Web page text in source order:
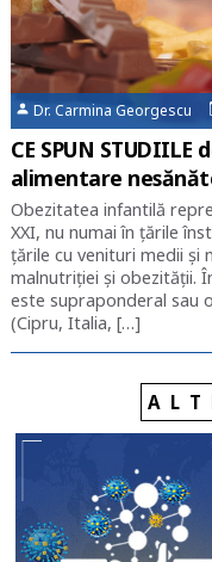
Dr. Carmina Georgescu
CE SPUN
alimentare
Obezitatea infantilă
XXI, nu numai în țările
țările cu venituri medii și
malnutriției și obezității.
este supraponderal sau
(Cipru, Italia, […]